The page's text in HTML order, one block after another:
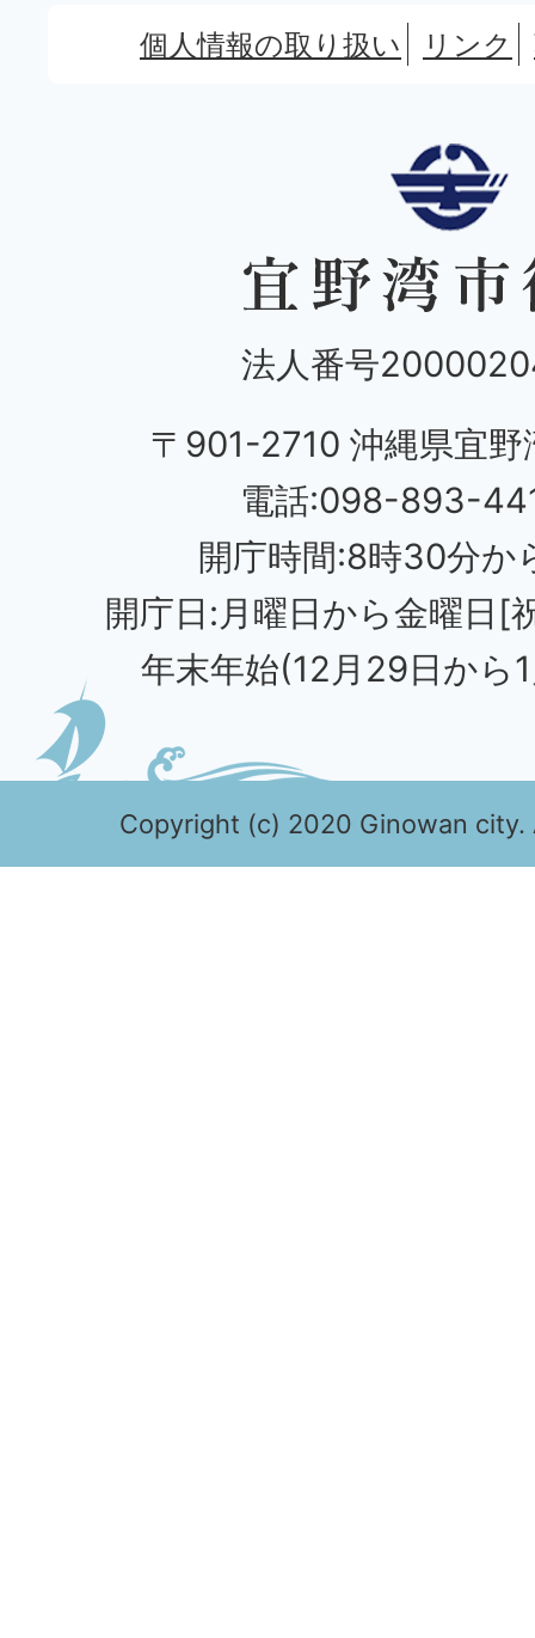
個人情報の取り扱い リンク
法人番号
〒901-2710 沖縄県宜野
電話:098-893-
開庁時間:8時30分か
開庁日:月曜日から金曜日[
年末年始(12月29日から
Copyright (c) 2020 Ginowan city.